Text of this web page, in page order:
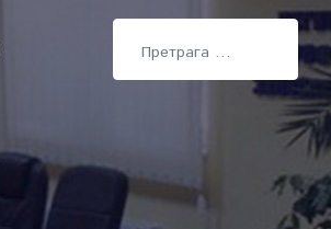
Претрага